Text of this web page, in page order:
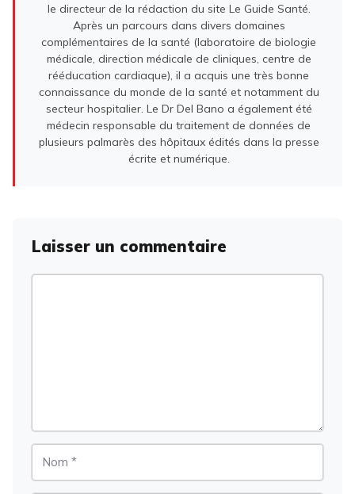
le directeur de la rédaction du site Le Guide Santé.
Après un parcours dans divers domaines
complémentaires de la santé (laboratoire de biologie
médicale, direction médicale de cliniques, centre de
rééducation cardiaque), il a acquis une très bonne
connaissance du monde de la santé et notamment du
secteur hospitalier. Le Dr Del Bano a également été
médecin responsable du traitement de données de
plusieurs palmarès des hôpitaux édités dans la presse
écrite et numérique.
Laisser un commentaire